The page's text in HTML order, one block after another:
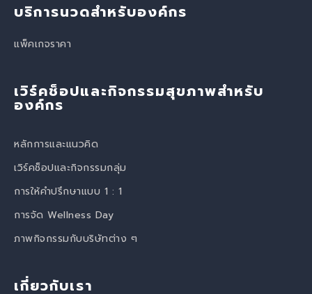
บริการนวดสำหรับองค์กร
แพ็คเกจราคา
เวิร์คช็อปและกิจกรรมสุขภาพสำหรับ
องค์กร
หลักการและแนวคิด
เวิร์คช็อปและกิจกรรมกลุ่ม
การให้คำปรึกษาแบบ 1 : 1
การจัด Wellness Day
ภาพกิจกรรมกับบริษัทต่าง ๆ
เกี่ยวกับเรา